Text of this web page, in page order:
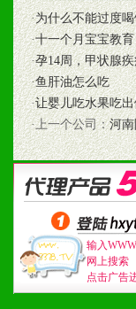
八、品
1、不
2、不
化。
九、加
1、广
品全面
·为什么不能过度
·十一个月宝宝教育
·孕14周，甲状腺
·鱼肝油怎么吃
·让婴儿吃水果吃
·上一个公司：河
输入
网上搜索
点击广告